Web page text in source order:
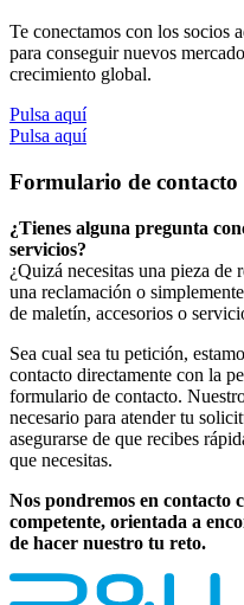
Te conectamos con los socios
para conseguir nuevos
crecimiento global.
Pulsa aquí
Pulsa aquí
Formulario de contacto
¿Tienes alguna pregunta
servicios?
¿Quizá necesitas una pieza de
una reclamación o
de maletín, accesorios o
Sea cual sea tu petición,
contacto directamente con la
formulario de contacto.
necesario para atender tu
asegurarse de que recibes
que necesitas.
Nos pondremos en contacto
competente, orientada a
de hacer nuestro tu reto.